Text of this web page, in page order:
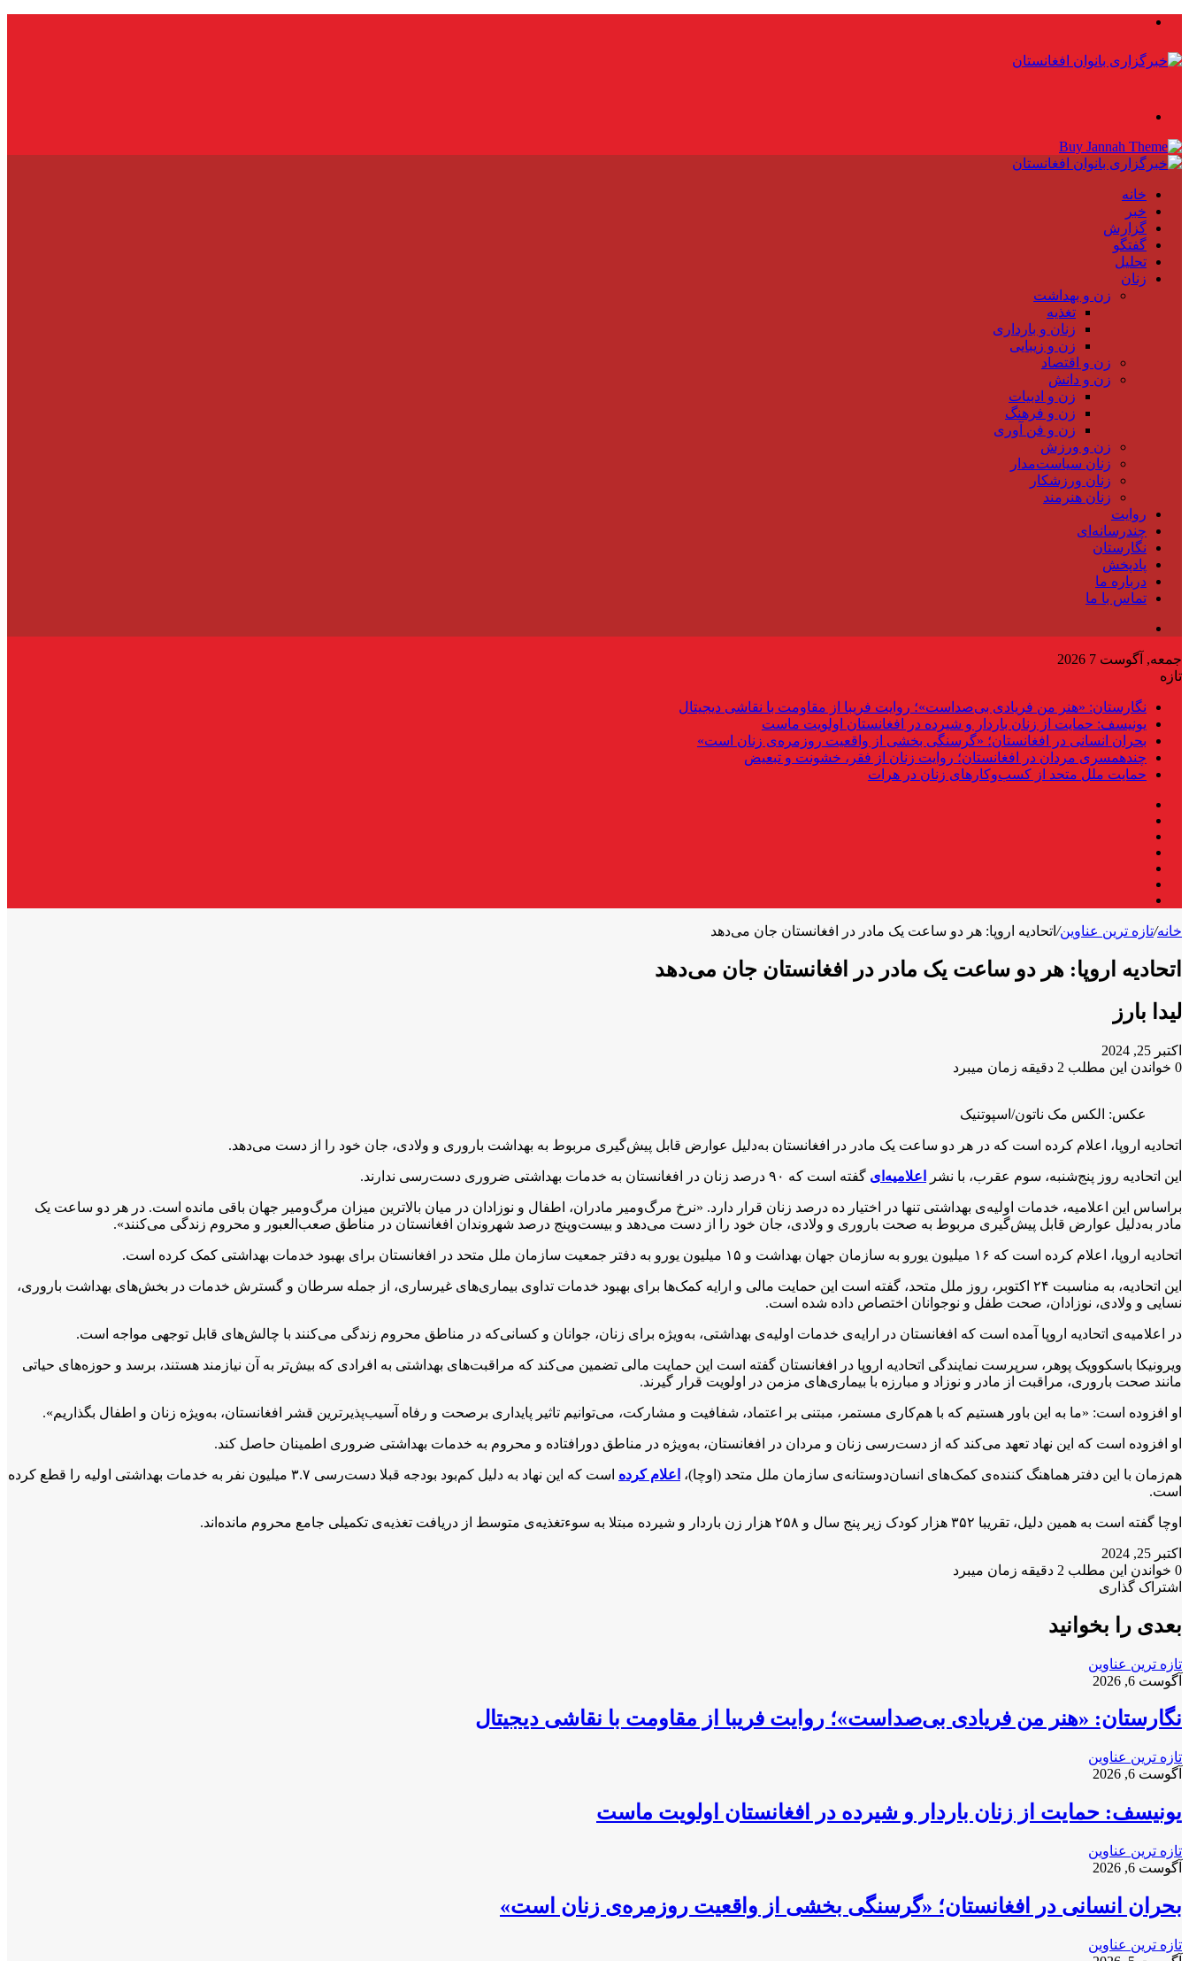
خانه
خبر
گزارش
گفتگو
تحلیل
زنان
زن و بهداشت
تغذیه
زنان و بارداری
زن و زیبایی
زن و اقتصاد
زن و دانش
زن و ادبیات
زن و فرهنگ
زن و فن آوری
زن و ورزش
زنان سیاست‌مدار
زنان ورزشکار
زنان هنرمند
روایت
چندرسانه‌ای
نگارستان
پادپخش
درباره ما
تماس با ما
جمعه, آگوست 7 2026
تازه
نگارستان: «هنر من فریادی بی‌صداست»؛ روایت فریبا از مقاومت با نقاشی دیجیتال
یونیسف: حمایت از زنان باردار و شیرده در افغانستان اولویت ماست
بحران انسانی در افغانستان؛ «گرسنگی بخشی از واقعیت روزمره‌ی زنان است»
چندهمسری مردان در افغانستان؛ روایت زنان از فقر، خشونت و تبعیض
حمایت ملل متحد از کسب‌وکارهای زنان در هرات
خانه/تازه ترین عناوین/ اتحادیه اروپا: هر دو ساعت یک مادر در افغانستان جان می‌دهد
اتحادیه اروپا: هر دو ساعت یک مادر در افغانستان جان می‌دهد
لیدا بارز
اکتبر 25, 2024
0 خواندن این مطلب 2 دقیقه زمان میبرد
عکس: الکس مک ناتون/اسپوتنیک
اتحادیه‌ اروپا، اعلام کرده است که در هر دو ساعت یک مادر در افغانستان به‌دلیل عوارض قابل پیش‌گیری مربوط به بهداشت باروری و ولادی، جان خود را از دست می‌دهد.
این اتحادیه روز پنج‌شنبه، سوم عقرب، با نشر اعلامیه‌‌ای گفته است که ۹۰ درصد زنان در افغانستان به خدمات بهداشتی ضروری دست‌رسی ندارند.
براساس این اعلامیه، خدمات اولیه‌ی بهداشتی تنها در اختیار ده درصد زنان قرار دارد. «نرخ مرگ‌ومیر مادران، اطفال و نوزادان در میان بالاترین میزان مرگ‌ومیر جهان باقی مانده است. در هر دو ساعت یک
مادر به‌دلیل عوارض قابل پیش‌گیری مربوط به صحت باروری و ولادی، جان خود را از دست می‌دهد و بیست‌وپنج درصد شهروندان افغانستان در مناطق صعب‌العبور و محروم زندگی می‌کنند».
اتحادیه‌ اروپا، اعلام کرده است که ۱۶ میلیون یورو به سازمان جهان بهداشت و ۱۵ میلیون یورو به دفتر جمعیت سازمان ملل متحد در افغانستان برای بهبود خدمات بهداشتی کمک کرده است.
این اتحادیه، به مناسبت ۲۴ اکتوبر، روز ملل متحد، گفته است این حمایت مالی و ارایه کمک‌‌ها برای بهبود خدمات تداوی بیماری‌های غیرساری، از جمله سرطان و گسترش خدمات در بخش‌های بهداشت باروری،
نسایی و ولادی، نوزادان، صحت طفل و نوجوانان اختصاص داده شده است.
در اعلامیه‌ی اتحادیه‌ اروپا آمده است که افغانستان در ارایه‌ی خدمات اولیه‌ی بهداشتی، به‌ویژه برای زنان، جوانان و کسانی‌‌که در مناطق محروم زندگی می‌کنند با چالش‌های قابل توجهی مواجه است.
ویرونیکا باسکوویک پوهر، سرپرست نمایندگی اتحادیه‌ اروپا در افغانستان گفته است این حمایت مالی تضمین می‌کند که مراقبت‌های بهداشتی به افرادی که بیش‌تر به آن نیازمند هستند، برسد و حوزه‌های حیاتی
مانند صحت باروری، مراقبت از مادر و نوزاد و مبارزه با بیماری‌های مزمن در اولویت قرار گیرند.
او افزوده است: «ما به این باور هستیم که با هم‌کاری مستمر، مبتنی بر اعتماد، شفافیت و مشارکت، می‌توانیم تاثیر پایداری برصحت و رفاه آسیب‌پذیرترین قشر افغانستان، به‌ویژه زنان و اطفال بگذاریم».
او افزوده است که این نهاد تعهد می‌کند که از دست‌رسی زنان و مردان در افغانستان، به‌ویژه در مناطق دورافتاده و محروم به خدمات بهداشتی ضروری اطمینان حاصل کند‌.
هم‌زمان با این دفتر هماهنگ کننده‌ی کمک‌های انسان‌دوستانه‌ی سازمان ملل متحد (اوچا)، اعلام کرده
است که این نهاد به‌ دلیل کم‌بود بودجه قبلا دست‌رسی ۳.۷ میلیون نفر به خدمات بهداشتی اولیه را قطع کرده
است.
اوچا گفته است به همین دلیل، تقریبا ۳۵۲ هزار کودک زیر پنج سال و ۲۵۸ هزار زن باردار و شیرده مبتلا به سوءتغذیه‌ی متوسط از دریافت تغذیه‌ی تکمیلی جامع محروم مانده‌اند.
اکتبر 25, 2024
0 خواندن این مطلب 2 دقیقه زمان میبرد
فیس
X
لینکدین
واتس
تلگرام
اشتراک گذاری
بوک
گذاری
از
ایمیل
بعدی را بخوانید
تازه ترین عناوین
آگوست 6, 2026
نگارستان: «هنر من فریادی بی‌صداست»؛ روایت فریبا از مقاومت با نقاشی دیجیتال
تازه ترین عناوین
آگوست 6, 2026
یونیسف: حمایت از زنان باردار و شیرده در افغانستان اولویت ماست
تازه ترین عناوین
آگوست 6, 2026
بحران انسانی در افغانستان؛ «گرسنگی بخشی از واقعیت روزمره‌ی زنان است»
تازه ترین عناوین